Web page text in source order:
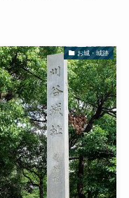
お城・城跡